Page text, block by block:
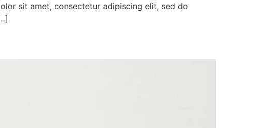
sit amet, consectetur adipiscing elit, sed do